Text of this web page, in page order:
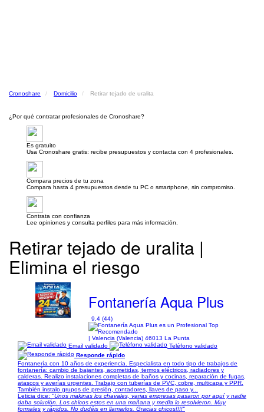
Cronoshare Domicilio Retirar tejado de uralita
¿Por qué contratar profesionales de Cronoshare?
Es gratuito
Usa Cronoshare gratis: recibe presupuestos y contacta con 4 profesionales.
Compara precios de tu zona
Compara hasta 4 presupuestos desde tu PC o smartphone, sin compromiso.
Contrata con confianza
Lee opiniones y consulta perfiles para más información.
Retirar tejado de uralita |
Elimina el riesgo
Fontanería Aqua Plus
9,4 (44)
| Valencia (Valencia) 46013 La Punta
Email validado
Teléfono validado
Responde rápido
Fontanería con 10 años de experiencia. Especialista en todo tipo de trabajos de
fontanería: cambio de bajantes, acometidas, termos eléctricos, radiadores y
calderas. Realizo instalaciones completas de baños y cocinas, reparación de fugas,
atascos y averías urgentes. Trabajo con tuberías de PVC, cobre, multicapa y PPR.
También instalo grupos de presión, contadores, llaves de paso y...
Leticia dice: "Unos makinas los chavales, varias empresas pasaron por aquí y nadie
daba solución. Los chicos estos en una mañana y media lo resolvieron. Muy
formales y rápidos. No dudéis en llamarlos. Gracias chicos!!!!"